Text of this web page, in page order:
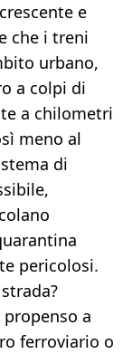
e
che i treni
urbano,
a colpi di
a chilometri
meno al
di
pericolosi.
a
ferroviario o